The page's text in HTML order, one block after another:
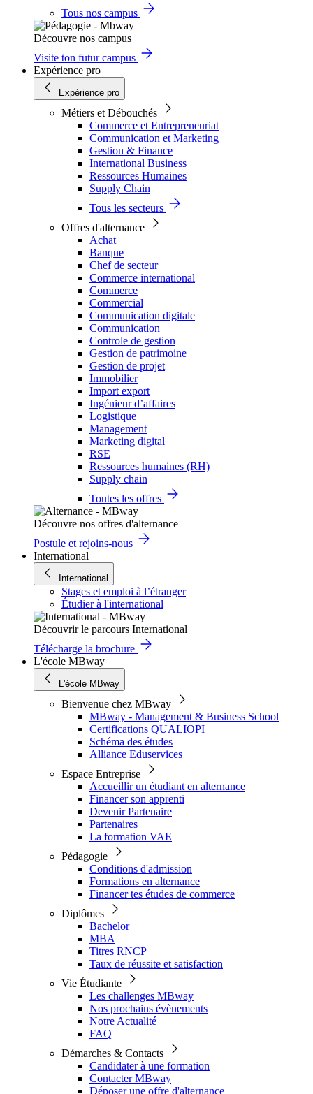
Tous nos campus
Découvre nos campus
Visite ton futur campus
Expérience pro
Expérience pro
Métiers et Débouchés
Commerce et Entrepreneuriat
Communication et Marketing
Gestion & Finance
International Business
Ressources Humaines
Supply Chain
Tous les secteurs
Offres d'alternance
Achat
Banque
Chef de secteur
Commerce international
Commerce
Commercial
Communication digitale
Communication
Controle de gestion
Gestion de patrimoine
Gestion de projet
Immobilier
Import export
Ingénieur d’affaires
Logistique
Management
Marketing digital
RSE
Ressources humaines (RH)
Supply chain
Toutes les offres
Découvre nos offres d'alternance
Postule et rejoins-nous
International
International
Stages et emploi à l’étranger
Étudier à l'international
Découvrir le parcours International
Télécharge la brochure
L'école MBway
L'école MBway
Bienvenue chez MBway
MBway - Management & Business School
Certifications QUALIOPI
Schéma des études
Alliance Eduservices
Espace Entreprise
Accueillir un étudiant en alternance
Financer son apprenti
Devenir Partenaire
Partenaires
La formation VAE
Pédagogie
Conditions d'admission
Formations en alternance
Financer tes études de commerce
Diplômes
Bachelor
MBA
Titres RNCP
Taux de réussite et satisfaction
Vie Étudiante
Les challenges MBway
Nos prochains évènements
Notre Actualité
FAQ
Démarches & Contacts
Candidater à une formation
Contacter MBway
Déposer une offre d'alternance